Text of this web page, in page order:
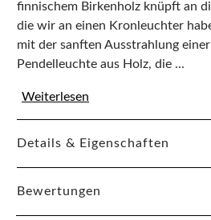
finnischem Birkenholz knüpft an
die wir an einen Kronleuchter
mit der sanften Ausstrahlung
Pendelleuchte aus Holz, die ...
Weiterlesen
Details & Eigenschaften
Bewertungen